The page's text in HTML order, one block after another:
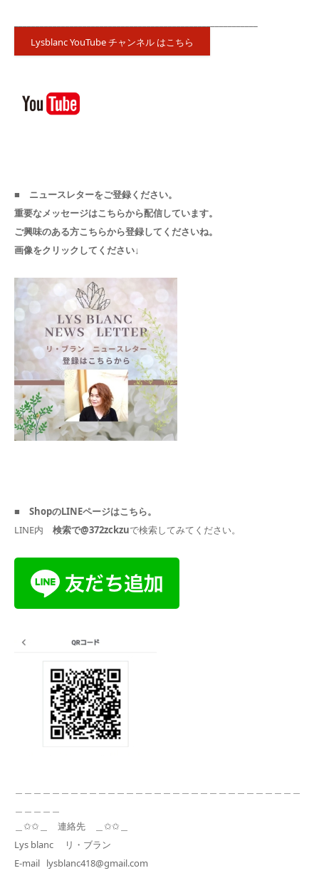
Lysblanc YouTube チャンネル はこちら
■ ニュースレターをご登録ください。
重要なメッセージはこちらから配信しています。
ご興味のある方こちらから登録してくださいね。
画像をクリックしてください↓
■ ShopのLINEページはこちら。
LINE内 検索で@372zckzuで検索してみてください。
＿✩✩＿ 連絡先 ＿✩✩＿
Lys blanc リ・ブラン
E-mail lysblanc418@gmail.com